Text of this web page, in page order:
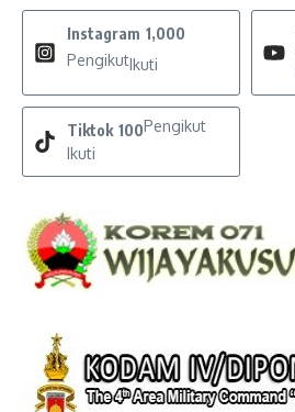
Instagram 1,000
PengikutIkuti
Tiktok 100Pengikut
Ikuti